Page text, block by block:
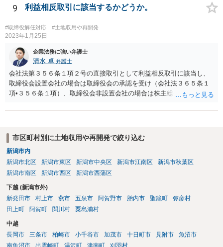
ます）。 相続放棄の有無の照会、相続人調査、相続財産管理人の選任
か。
9 利益相反取引に該当するかどうか。
#取締役解任対応 #土地収用や再開発
2023年1月25日
企業法務に強い弁護士
清水 卓 弁護士
会社法第３５６条１項２号の直接取引として利益相反取引に該当し、
取締役会設置会社の場合は取締役会の承認を受け（会社法３６５条１
項•３５６条１項）、取締役会非設置会社の場合は株主総会の承認を受
利益相反取引の制限） 第三百五十六条 取締役は、次に掲げる場合に
認を受けなければならない。 一 取締役が自己又は第三者のために株
式会社の事業の部類に属する取引をしようとするとき。 二 取締役が
自己又は第三者のために株式会社と取引をしようとするとき。 三 株
式会社が取締役の債務を保証することその他取締役以外の者との間に
おいて株式会社と当該取締役との利益が相反する取引をしようとする
とき。 （競業及び取締役会設置会社との取引等の制限） 第三百六十五
条 取締役会設置会社における第三百五十六条の規定の適用について
は、同条第一項中「株主総会」とあるのは、「取締役会」とする。
２ 取締役会設置会社においては、第三百五十六条第一項各号の取引
をした取締役は、当該取引後、遅滞なく、当該取引についての重要な
事実を取締役会に報告しなければならない。
市区町村別に土地収用や再開発で絞り込む
新潟市内
新潟市北区
新潟市東区 新潟市中央区 新潟市江南区
新潟市秋葉区
新潟市南区
新潟市西区 新潟市西蒲区
下越 (新潟市外)
新発田市
村上市 燕市 五泉市 阿賀野市 胎内市 聖籠町
弥彦村
田上町
阿賀町 関川村 粟島浦村
中越
長岡市
三条市 柏崎市 小千谷市 加茂市 十日町市 見附市
魚沼市
南魚沼市
出雲崎町 湯沢町 津南町 刈羽村